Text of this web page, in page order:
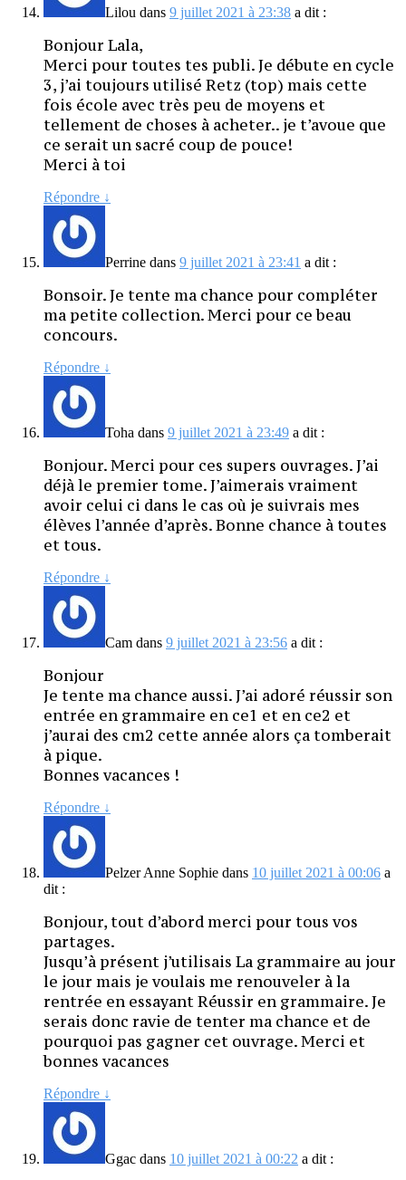
Lilou dans 9 juillet 2021 à 23:38 a dit :
Bonjour Lala,
Merci pour toutes tes publi. Je débute en cycle
3, j’ai toujours utilisé Retz (top) mais cette
fois école avec très peu de moyens et
tellement de choses à acheter.. je t’avoue que
ce serait un sacré coup de pouce!
Merci à toi
Répondre ↓
Perrine dans 9 juillet 2021 à 23:41 a dit :
Bonsoir. Je tente ma chance pour compléter
ma petite collection. Merci pour ce beau
concours.
Répondre ↓
Toha dans 9 juillet 2021 à 23:49 a dit :
Bonjour. Merci pour ces supers ouvrages. J’ai
déjà le premier tome. J’aimerais vraiment
avoir celui ci dans le cas où je suivrais mes
élèves l’année d’après. Bonne chance à toutes
et tous.
Répondre ↓
Cam dans 9 juillet 2021 à 23:56 a dit :
Bonjour
Je tente ma chance aussi. J’ai adoré réussir son
entrée en grammaire en ce1 et en ce2 et
j’aurai des cm2 cette année alors ça tomberait
à pique.
Bonnes vacances !
Répondre ↓
Pelzer Anne Sophie dans 10 juillet 2021 à 00:06 a
dit :
Bonjour, tout d’abord merci pour tous vos
partages.
Jusqu’à présent j’utilisais La grammaire au jour
le jour mais je voulais me renouveler à la
rentrée en essayant Réussir en grammaire. Je
serais donc ravie de tenter ma chance et de
pourquoi pas gagner cet ouvrage. Merci et
bonnes vacances
Répondre ↓
Ggac dans 10 juillet 2021 à 00:22 a dit :